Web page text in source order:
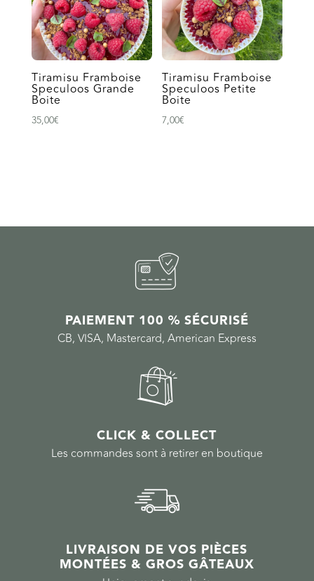
Tiramisu Framboise
Speculoos Grande
Boite
35,00€
Tiramisu Framboise
Speculoos Petite
Boite
7,00€
PAIEMENT 100 % SÉCURISÉ
CB, VISA, Mastercard, American Express
CLICK & COLLECT
Les commandes sont à retirer en boutique
LIVRAISON DE VOS PIÈCES
MONTÉES & GROS GÂTEAUX